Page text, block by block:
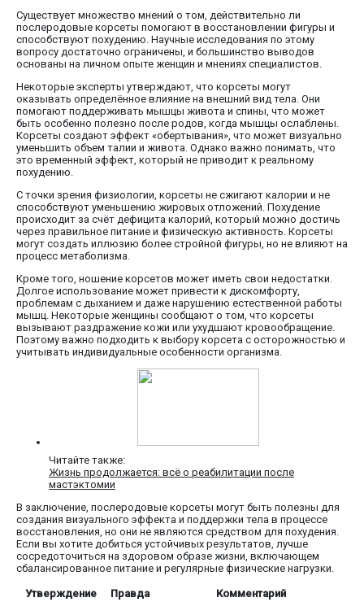
Существует множество мнений о том, действительно ли
послеродовые корсеты помогают в восстановлении фигуры и
способствуют похудению. Научные исследования по этому
вопросу достаточно ограничены, и большинство выводов
основаны на личном опыте женщин и мнениях специалистов.
Некоторые эксперты утверждают, что корсеты могут
оказывать определённое влияние на внешний вид тела. Они
помогают поддерживать мышцы живота и спины, что может
быть особенно полезно после родов, когда мышцы ослаблены.
Корсеты создают эффект «обертывания», что может визуально
уменьшить объем талии и живота. Однако важно понимать, что
это временный эффект, который не приводит к реальному
похудению.
С точки зрения физиологии, корсеты не сжигают калории и не
способствуют уменьшению жировых отложений. Похудение
происходит за счёт дефицита калорий, который можно достичь
через правильное питание и физическую активность. Корсеты
могут создать иллюзию более стройной фигуры, но не влияют на
процесс метаболизма.
Кроме того, ношение корсетов может иметь свои недостатки.
Долгое использование может привести к дискомфорту,
проблемам с дыханием и даже нарушению естественной работы
мышц. Некоторые женщины сообщают о том, что корсеты
вызывают раздражение кожи или ухудшают кровообращение.
Поэтому важно подходить к выбору корсета с осторожностью и
учитывать индивидуальные особенности организма.
Читайте также:
Жизнь продолжается: всё о реабилитации после
мастэктомии
В заключение, послеродовые корсеты могут быть полезны для
создания визуального эффекта и поддержки тела в процессе
восстановления, но они не являются средством для похудения.
Если вы хотите добиться устойчивых результатов, лучше
сосредоточиться на здоровом образе жизни, включающем
сбалансированное питание и регулярные физические нагрузки.
Утверждение Правда
Комментарий